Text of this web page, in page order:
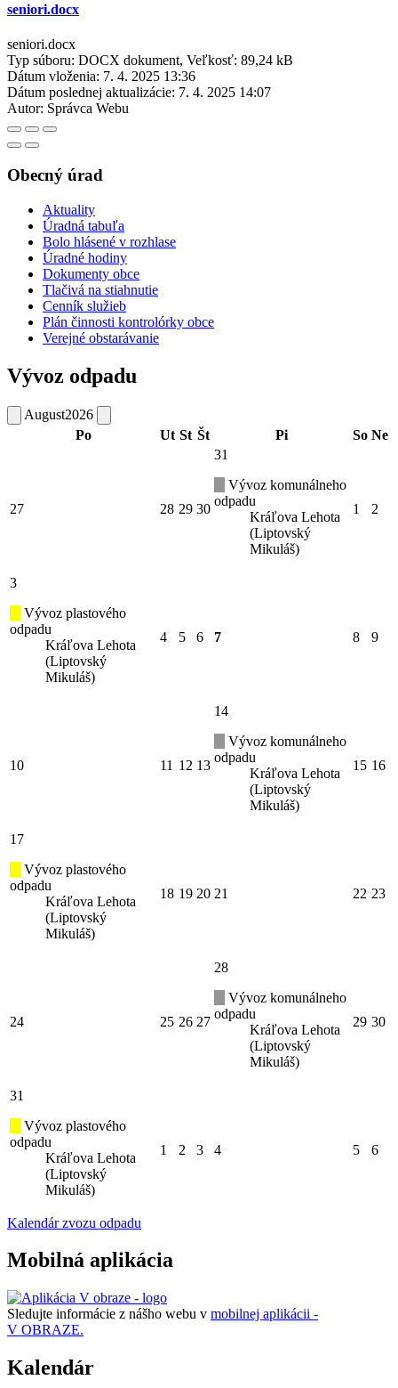
seniori.docx
seniori.docx
Typ súboru: DOCX dokument, Veľkosť: 89,24 kB
Dátum vloženia: 7. 4. 2025 13:36
Dátum poslednej aktualizácie: 7. 4. 2025 14:07
Autor: Správca Webu
Obecný úrad
Aktuality
Úradná tabuľa
Bolo hlásené v rozhlase
Úradné hodiny
Dokumenty obce
Tlačivá na stiahnutie
Cenník služieb
Plán činnosti kontrolórky obce
Verejné obstarávanie
Vývoz odpadu
August2026
Po
Ut St Št Pi So Ne
27 28 29 30
31
Vývoz komunálneho
odpadu
Kráľova Lehota
(Liptovský
Mikuláš)
1 2
3
Vývoz plastového
odpadu
Kráľova Lehota
(Liptovský
Mikuláš)
4 5 6 7 8 9
10 11 12 13
14
Vývoz komunálneho
odpadu
Kráľova Lehota
(Liptovský
Mikuláš)
15 16
17
Vývoz plastového
odpadu
Kráľova Lehota
(Liptovský
Mikuláš)
18 19 20 21 22 23
24 25 26 27
28
Vývoz komunálneho
odpadu
Kráľova Lehota
(Liptovský
Mikuláš)
29 30
31
Vývoz plastového
odpadu
Kráľova Lehota
(Liptovský
Mikuláš)
1 2 3 4 5 6
Kalendár zvozu odpadu
Mobilná aplikácia
Sledujte informácie z nášho webu v mobilnej aplikácii -
V OBRAZE.
Kalendár